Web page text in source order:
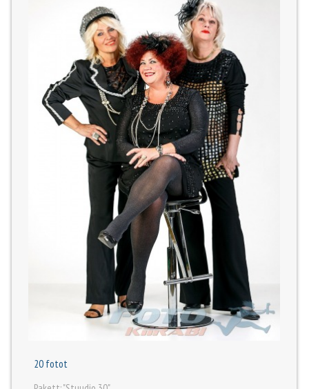
20 fotot